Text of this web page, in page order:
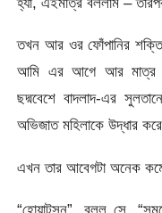
তখন আর ওর ফোঁপানির
আমি এর আগে আর মাত্র
ছদ্মবেশে বাদলাদ-এর
অভিজাত মহিলাকে উদ্ধার
এখন তার আবেগটা অনেক
“হোয়াটসন”, বলল সে,